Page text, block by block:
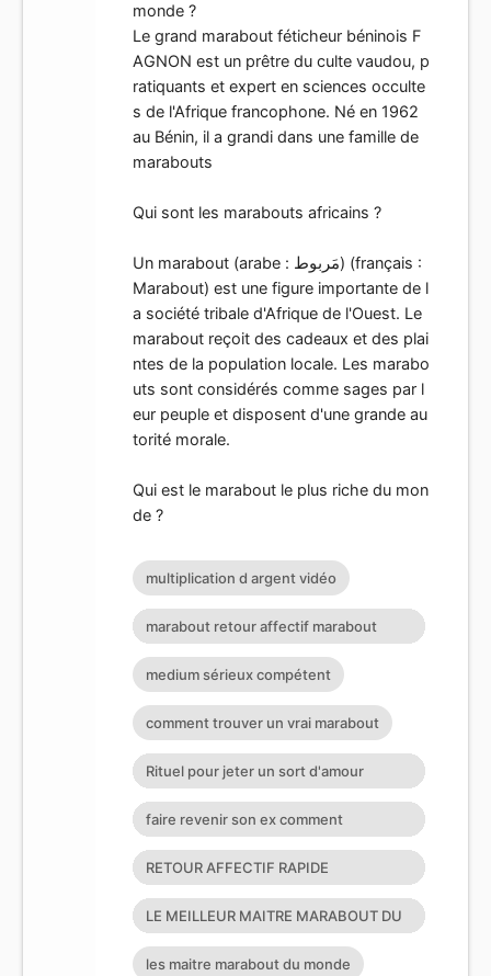
monde ?
Le grand marabout féticheur béninois F
AGNON est un prêtre du culte vaudou, p
ratiquants et expert en sciences occulte
s de l'Afrique francophone. Né en 1962
au Bénin, il a grandi dans une famille de
marabouts
Qui sont les marabouts africains ?
Un marabout (arabe : مَربوط) (français :
Marabout) est une figure importante de l
a société tribale d'Afrique de l'Ouest. Le
marabout reçoit des cadeaux et des plai
ntes de la population locale. Les marabo
uts sont considérés comme sages par l
eur peuple et disposent d'une grande au
torité morale.
Qui est le marabout le plus riche du mon
de ?
multiplication d argent vidéo
marabout retour affectif marabout
africain suisse
medium sérieux compétent
comment trouver un vrai marabout
Rituel pour jeter un sort d'amour
puissant
faire revenir son ex comment
récupérer son mari ou sa femme voya
RETOUR AFFECTIF RAPIDE
RECUPEREZ L'ETRE AIMER COMMENT
RENDRE AMO
LE MEILLEUR MAITRE MARABOUT DU
MONDE LE PLUS GRAND ET PUISSANT
les maitre marabout du monde